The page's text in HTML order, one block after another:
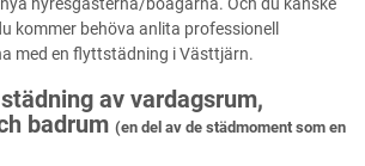
hyresgästerna/boägarna. Och du kanske
kommer behöva anlita professionell
med en flyttstädning i Västtjärn.
av vardagsrum,
badrum (en del av de städmoment som en